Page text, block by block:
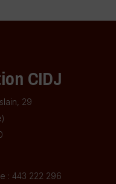
CIDJ
29
: 443 222 296